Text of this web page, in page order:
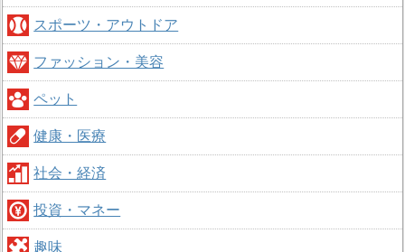
スポーツ・アウトドア
ファッション・美容
ペット
健康・医療
社会・経済
投資・マネー
趣味